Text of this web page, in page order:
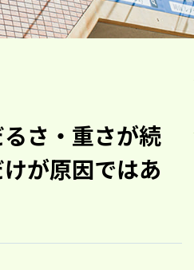
さ・重さが続
が原因ではあ